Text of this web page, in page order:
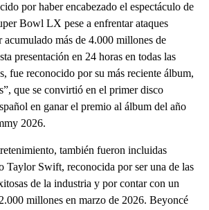
por haber encabezado el espectáculo de
Bowl LX pese a enfrentar ataques
más de 4.000 millones de
presentación en 24 horas en todas las
fue reconocido por su más reciente álbum,
que se convirtió en el primer disco
en ganar el premio al álbum del año
2026.
también fueron incluidas
Taylor Swift, reconocida por ser una de las
de la industria y por contar con un
millones en marzo de 2026. Beyoncé